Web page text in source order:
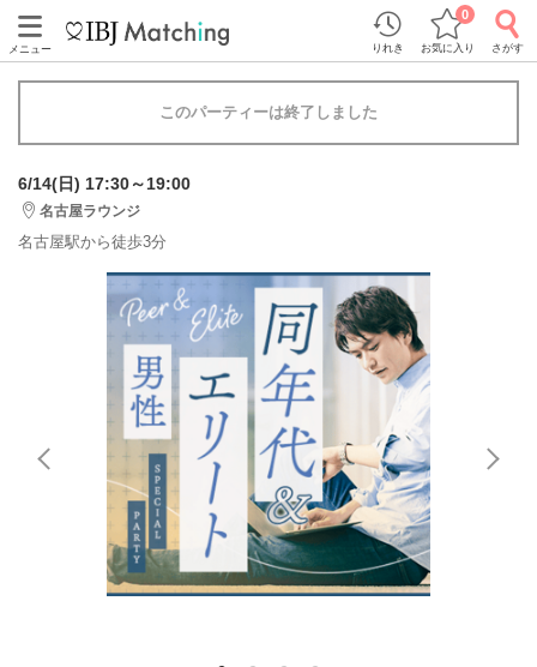
メニュー りれき お気に入り
0
さがす
このパーティーは終了しました
6/14(日) 17:30～19:00
名古屋ラウンジ
名古屋駅から徒歩3分